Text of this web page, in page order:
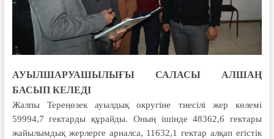
АУЫЛШАРУАШЫЛЫҒЫ САЛАСЫ АЛШАҢ
БАСЫП КЕЛЕДІ
Жалпы Тереңөзек ауылдық округіне тиесілі жер көлемі
59994,7 гектарды құрайды. Оның ішінде 48362,6 гектары
жайылымдық жерлерге арналса, 11632,1 гектар алқап егістік